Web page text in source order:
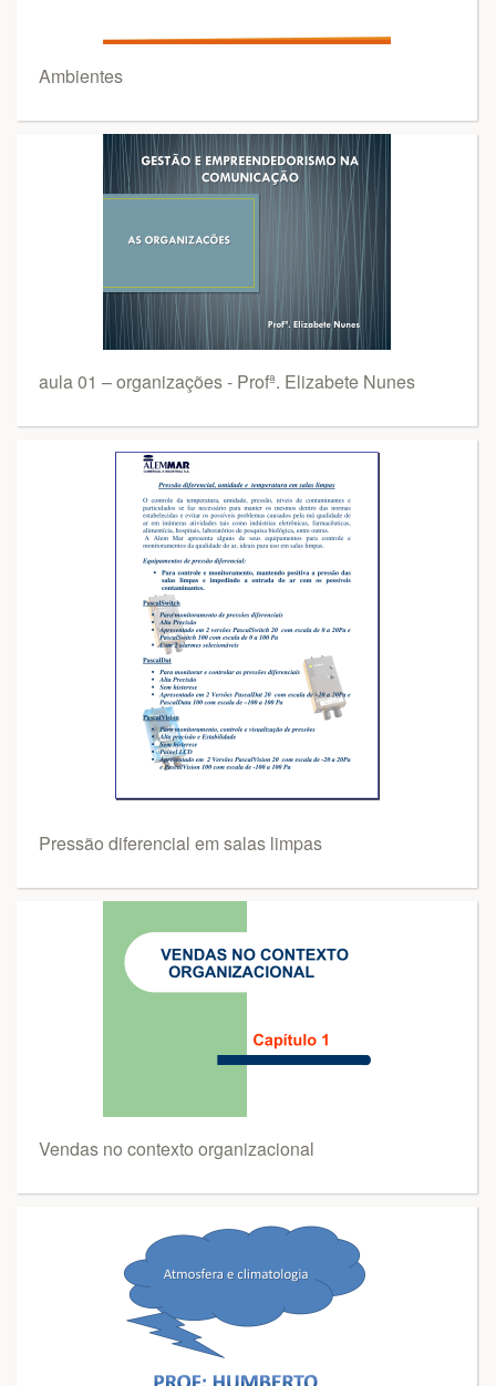
Ambientes
aula 01 – organizações - Profª. Elizabete Nunes
Pressão diferencial em salas limpas
Vendas no contexto organizacional